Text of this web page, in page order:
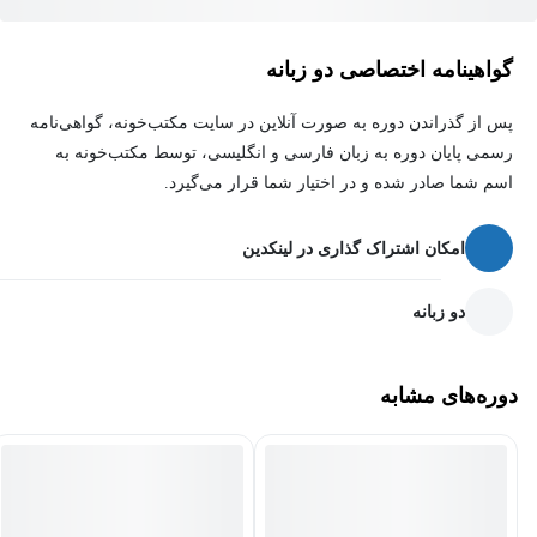
این دوره برای شماست اگر:
از احساس هدر رفتن تلاش‌های بازاریابی آنلاین خود خسته شده‌اید.
یک سیستم ساده و آسان می‌خواهید که بتوانید بارها و بارها آن را
می‌خواهید درآمد خود را در چند مرحله ساده خودکار کنید.
پس اگر آماده هستید که مشترکان ایمیل و خریداران اولیه خود را
خواهم دید!
گواهینامه اختصاصی دو زبانه
پس از گذراندن دوره به صورت آنلاین در سایت مکتب‌خونه، گواهی‌نامه
رسمی پایان دوره به زبان فارسی و انگلیسی، توسط مکتب‌خونه به
اسم شما صادر شده و در اختیار شما قرار می‌گیرد.
امکان اشتراک گذاری در لینکدین
دو زبانه
دوره‌های مشابه